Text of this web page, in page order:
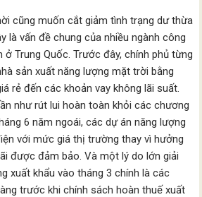
cũng muốn cắt giảm tình trạng dư thừa
là vấn đề chung của nhiều ngành công
ở Trung Quốc. Trước đây, chính phủ từng
sản xuất năng lượng mặt trời bằng
rẻ đến các khoản vay không lãi suất.
như rút lui hoàn toàn khỏi các chương
6 năm ngoái, các dự án năng lượng
với mức giá thị trường thay vì hưởng
được đảm bảo. Và một lý do lớn giải
xuất khẩu vào tháng 3 chính là các
trước khi chính sách hoàn thuế xuất